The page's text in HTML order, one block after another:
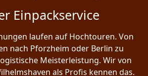
Einpackservice
laufen auf Hochtouren. Von
nach Pforzheim oder Berlin zu
Meisterleistung. Wir von
als Profis kennen das.